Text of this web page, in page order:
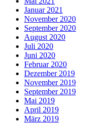
Januar 2021
November 2020
September 2020
August 2020
Juli 2020
Juni 2020
Februar 2020
Dezember 2019
November 2019
September 2019
Mai 2019
April 2019
März 2019